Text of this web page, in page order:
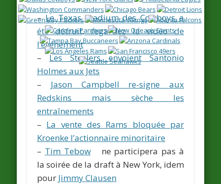
–Le Texas Stadium des Cowboys a
été détruit, regardez la vidéo de
l’événement
–Les Steelers envoient Santonio
Holmes aux Jets
– Jason Campbell re-signe aux
Redskins mais sèche les
entraînements
– La vente des Rams bloquée par
Kroenke l’actionnaire minoritaire
– Tim Tebow
ne participera pas à
la soirée de la draft à New York, idem
pour Jimmy Clausen